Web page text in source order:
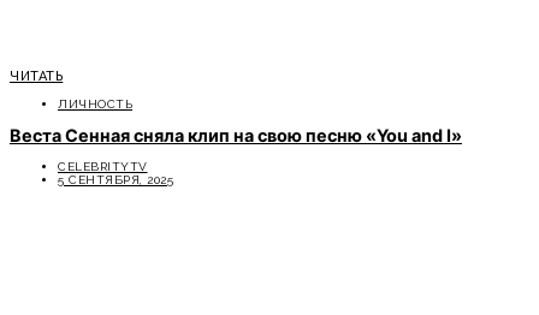
ЧИТАТЬ
ЛИЧНОСТЬ
Веста Сенная сняла клип на свою песню «You and I»
CELEBRITYTV
5 СЕНТЯБРЯ, 2025